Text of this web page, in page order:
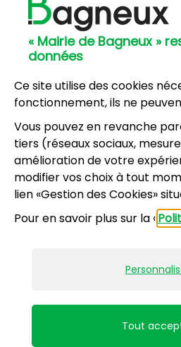
« Mairie de Bagneux »
données
Ce site utilise des cookies
fonctionnement, ils ne
Vous pouvez en revanche
tiers (réseaux sociaux,
amélioration de votre
modifier vos choix à tout
lien «Gestion des Cookies»
Pour en savoir plus sur la «
Tout
Hôtel de
57, avenue Henri Ravera
01 42 31
8, résidence du Port
01 45 47
NOUS
Horaires d’ouverture:
Lundi, mercredi, jeudi,
13h30-17h
Samedi : 9h-12h pour le
vacances scolaires)
Accessibilité :
Politiques de